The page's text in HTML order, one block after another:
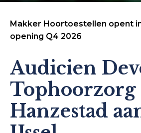
Makker Hoortoestellen opent
opening Q4 2026
Audicien
Tophoorzorg
Hanzestad